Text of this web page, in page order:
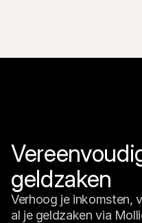
geldzaken
Verhoog je inkomsten,
al je geldzaken via